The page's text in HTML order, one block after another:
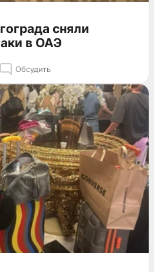
сняли
в ОАЭ
Обсудить